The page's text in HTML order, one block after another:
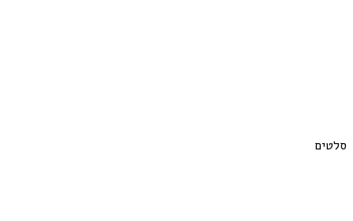
סלטים